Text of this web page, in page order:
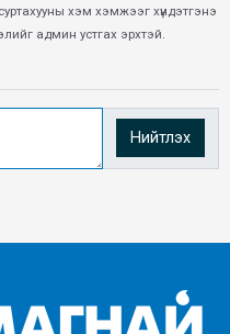
хэм хэмжээг хүндэтгэнэ
админ устгах эрхтэй.
Нийтлэх